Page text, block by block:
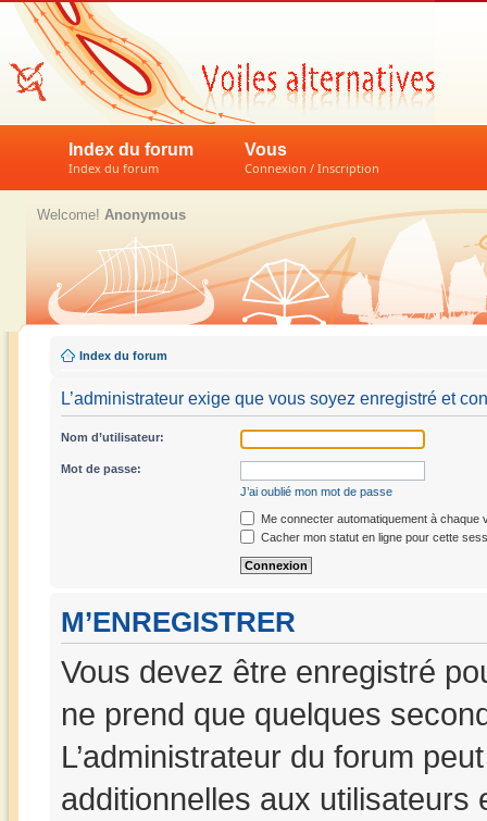
Index du forum
Index du forum
Vous
Connexion / Inscription
Welcome! Anonymous
Index du forum
L’administrateur exige que vous soyez enregistré et
Nom d’utilisateur:
Mot de passe:
J’ai oublié mon mot de passe
Me connecter automatiquement à chaque
Cacher mon statut en ligne pour cette
M’ENREGISTRER
Vous devez être enregistré
ne prend que quelques
L’administrateur du forum
additionnelles aux utilisateurs